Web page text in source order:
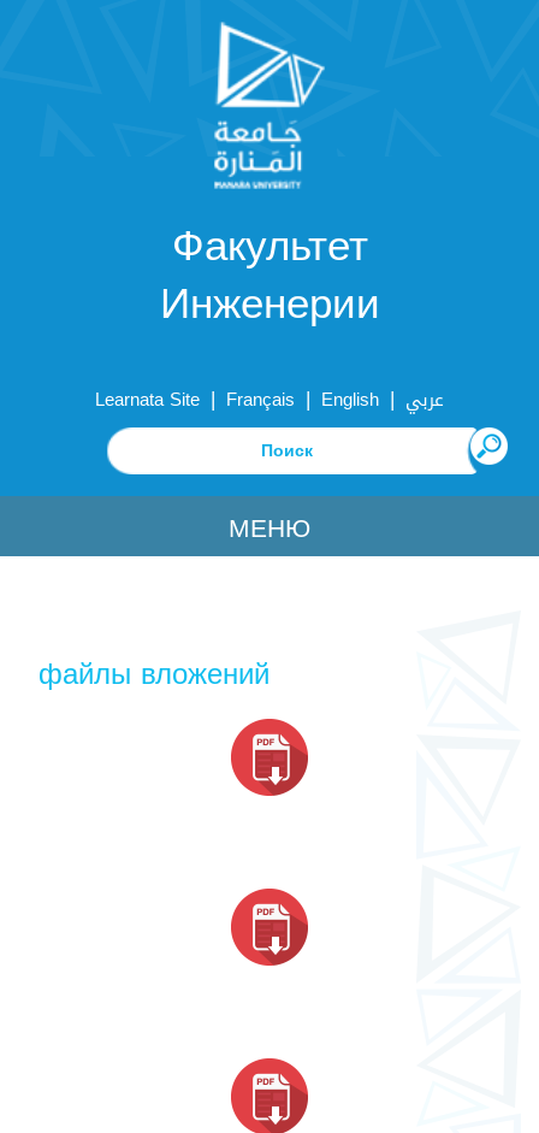
Факультет
Инженерии
Learnata Site | Français | English | عربي
МЕНЮ
файлы вложений